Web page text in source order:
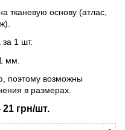
тканевую основу (атлас,
за 1 шт.
мм.
поэтому возможны
в размерах.
21 грн/шт.